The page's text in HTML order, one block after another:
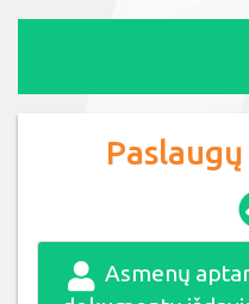
Asmenų